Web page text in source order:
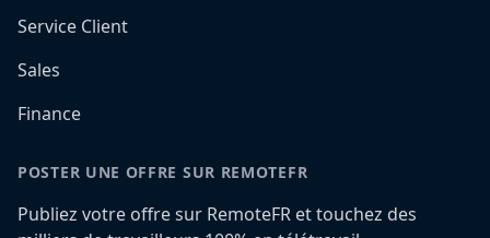
Service Client
Sales
Finance
POSTER UNE OFFRE SUR REMOTEFR
Publiez votre offre sur RemoteFR et touchez des